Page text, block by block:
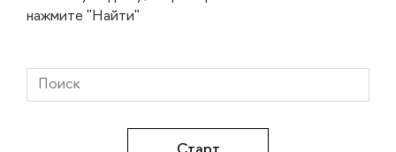
нажмите "Найти"